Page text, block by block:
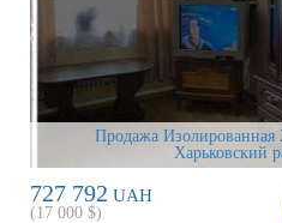
Продажа Изолированная
Харьковский
727 792 UAH
(17 000 $)